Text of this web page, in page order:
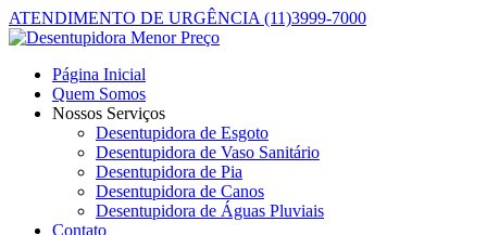
ATENDIMENTO DE URGÊNCIA (11)3999-7000
Página Inicial
Quem Somos
Nossos Serviços
Desentupidora de Esgoto
Desentupidora de Vaso Sanitário
Desentupidora de Pia
Desentupidora de Canos
Desentupidora de Águas Pluviais
Contato